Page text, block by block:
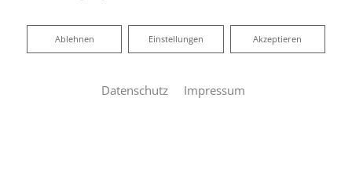
mit gezielten akzenten rundum wohler
Ein variabler Duschstrahl, der wohltuend massiert.
Akzeptieren
Einstellungen
Ablehnen
Ablehnen
Datenschutz Impressum